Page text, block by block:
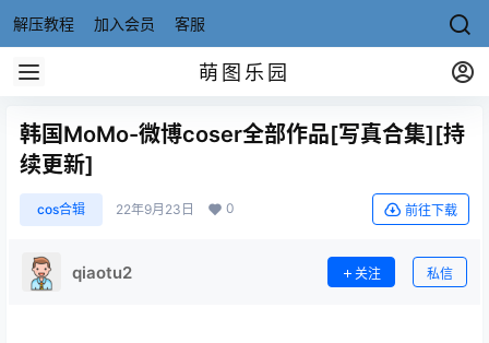
解压教程 加入会员 客服
萌图乐园
韩国MoMo-微博coser全部作品[写真合集][持
续更新]
cos合辑 22年9月23日 0 前往下载
qiaotu2 关注 私信